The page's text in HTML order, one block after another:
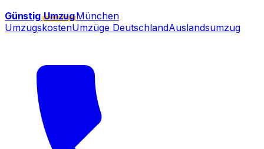
GünstigUmzugMünchen
UmzugskostenUmzüge DeutschlandAuslandsumzug